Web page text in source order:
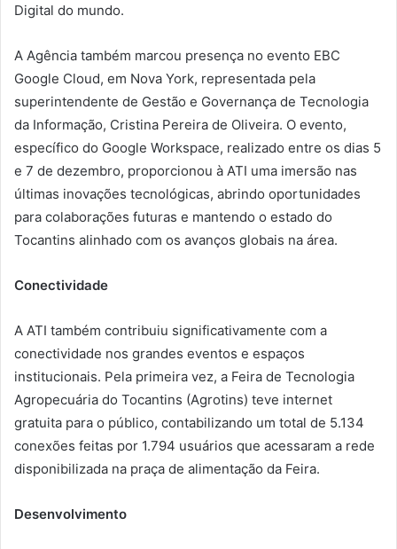
Digital do mundo.
A Agência também marcou presença no evento EBC
Google Cloud, em Nova York, representada pela
superintendente de Gestão e Governança de Tecnologia
da Informação, Cristina Pereira de Oliveira. O evento,
específico do Google Workspace, realizado entre os dias 5
e 7 de dezembro, proporcionou à ATI uma imersão nas
últimas inovações tecnológicas, abrindo oportunidades
para colaborações futuras e mantendo o estado do
Tocantins alinhado com os avanços globais na área.
Conectividade
A ATI também contribuiu significativamente com a
conectividade nos grandes eventos e espaços
institucionais. Pela primeira vez, a Feira de Tecnologia
Agropecuária do Tocantins (Agrotins) teve internet
gratuita para o público, contabilizando um total de 5.134
conexões feitas por 1.794 usuários que acessaram a rede
disponibilizada na praça de alimentação da Feira.
Desenvolvimento